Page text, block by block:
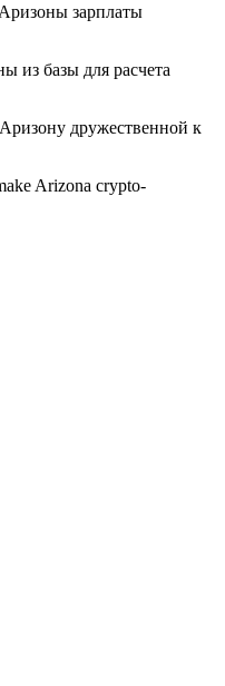
зарплаты
из базы для расчета
дружественной к
Arizona crypto-